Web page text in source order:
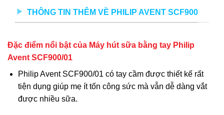
THÔNG TIN THÊM VỀ PHILIP AVENT SCF900
Đặc điểm nổi bật của Máy hút sữa bằng tay Philip
Avent SCF900/01
Philip Avent SCF900/01 có tay cầm được thiết kế rất
tiện dụng giúp mẹ ít tốn công sức mà vẫn dễ dàng vắt
được nhiều sữa.